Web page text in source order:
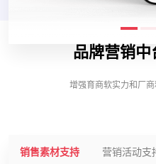
品牌营销
增强育商软实力和厂
销售素材支持 营销活动支